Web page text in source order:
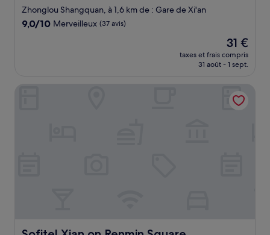
4.5 étoiles
Zhonglou Shangquan, à 1,6 km de : Gare de Xi'an
9.0
9,0/10 Merveilleux (37 avis)
Le
nouveau
prix
de
31 €
31 €
taxes et frais compris
31 août - 1 sept.
Sofitel Xian on Renmin Square